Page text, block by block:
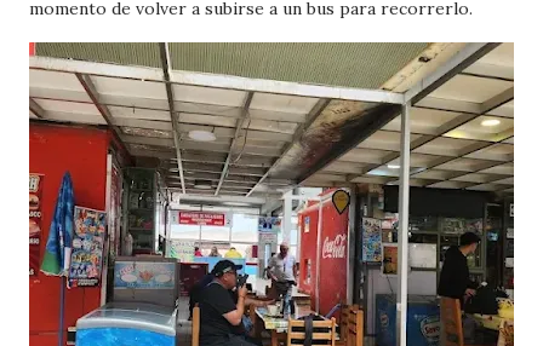
momento de volver a subirse a un bus para recorrerlo.